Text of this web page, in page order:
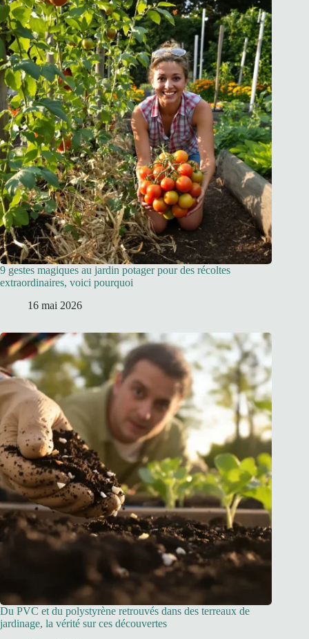
9 gestes magiques au jardin potager pour des récoltes
extraordinaires, voici pourquoi
16 mai 2026
Du PVC et du polystyrène retrouvés dans des terreaux de
jardinage, la vérité sur ces découvertes